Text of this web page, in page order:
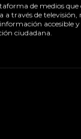
de medios que
través de televisión,
accesible y
ciudadana.